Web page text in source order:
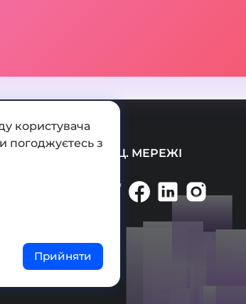
СОЦ. МЕРЕЖІ
користувача
погоджуєтесь з
Прийняти